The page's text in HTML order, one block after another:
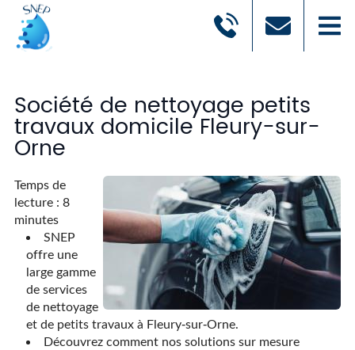
Société de nettoyage petits
travaux domicile Fleury-sur-
Orne
Temps de
lecture : 8
minutes
SNEP
offre une
large gamme
de services
de nettoyage
et de petits travaux à Fleury-sur-Orne.
Découvrez comment nos solutions sur mesure